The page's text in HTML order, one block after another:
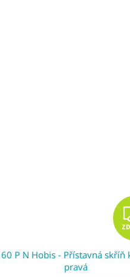
60 P N Hobis - Přístavná
pravá